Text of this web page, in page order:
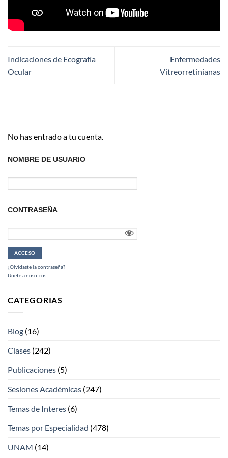
Indicaciones de Ecografía
Ocular
Enfermedades
Vitreorretinianas
No has entrado a tu cuenta.
NOMBRE DE USUARIO
CONTRASEÑA
¿Olvidaste la contraseña?
Únete a nosotros
CATEGORIAS
Blog (16)
Clases (242)
Publicaciones (5)
Sesiones Académicas (247)
Temas de Interes (6)
Temas por Especialidad (478)
UNAM (14)